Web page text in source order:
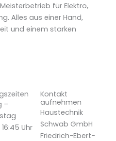
für Elektro,
Alles aus einer Hand,
und einem starken
–
Uhr
Kontakt
aufnehmen
Haustechnik
Schwab GmbH
Friedrich-Ebert-